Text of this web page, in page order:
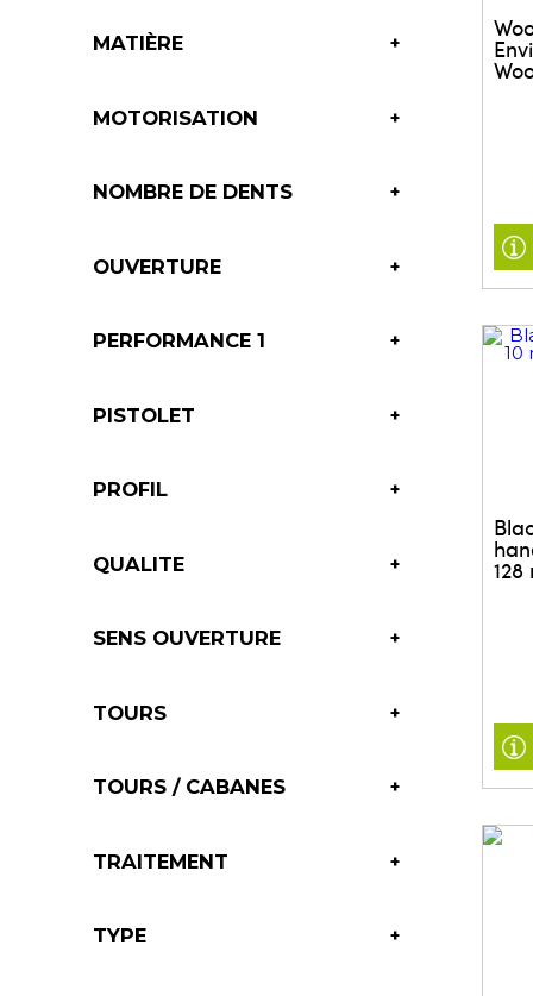
MATIÈRE
MOTORISATION
NOMBRE DE DENTS
OUVERTURE
PERFORMANCE 1
PISTOLET
PROFIL
QUALITE
SENS OUVERTURE
TOURS
TOURS / CABANES
TRAITEMENT
TYPE